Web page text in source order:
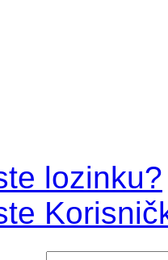
lozinku?